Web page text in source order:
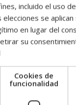
ciertas
probar, y
incluido el uso
se
en lugar del
su
Cookies de
funcionalidad